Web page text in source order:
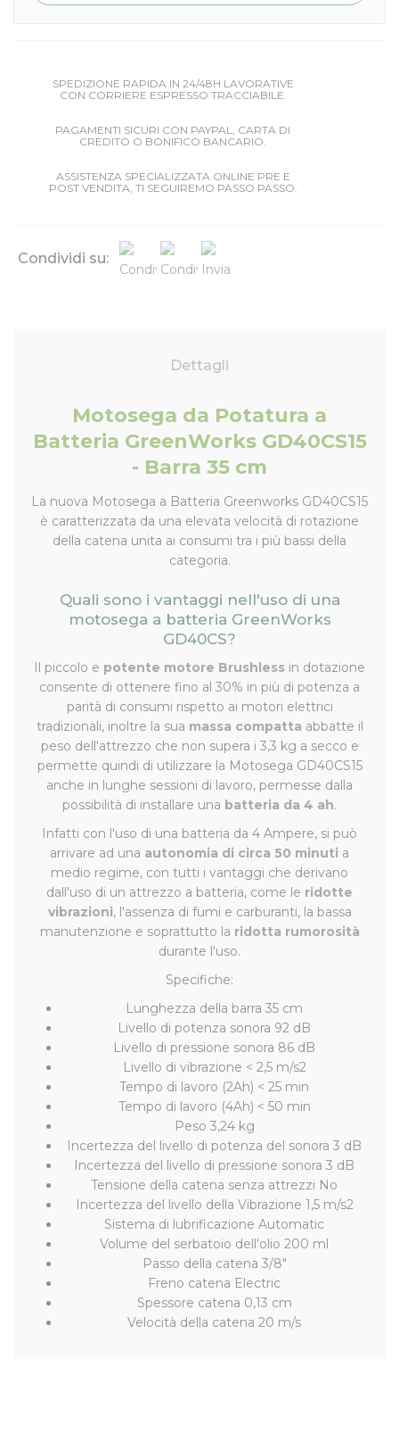
SPEDIZIONE RAPIDA IN 24/48H LAVORATIVE
CON CORRIERE ESPRESSO TRACCIABILE.
PAGAMENTI SICURI CON PAYPAL, CARTA DI
CREDITO O BONIFICO BANCARIO.
ASSISTENZA SPECIALIZZATA ONLINE PRE E
POST VENDITA, TI SEGUIREMO PASSO PASSO.
Condividi su:
Dettagli
Motosega da Potatura a
Batteria GreenWorks GD40CS15
- Barra 35 cm
La nuova Motosega a Batteria Greenworks GD40CS15
è caratterizzata da una elevata velocità di rotazione
della catena unita ai consumi tra i più bassi della
categoria.
Quali sono i vantaggi nell'uso di una
motosega a batteria GreenWorks
GD40CS?
Il piccolo e potente motore Brushless in dotazione
consente di ottenere fino al 30% in più di potenza a
parità di consumi rispetto ai motori elettrici
tradizionali, inoltre la sua massa compatta abbatte il
peso dell'attrezzo che non supera i 3,3 kg a secco e
permette quindi di utilizzare la Motosega GD40CS15
anche in lunghe sessioni di lavoro, permesse dalla
possibilità di installare una batteria da 4 ah.
Infatti con l'uso di una batteria da 4 Ampere, si può
arrivare ad una autonomia di circa 50 minuti a
medio regime, con tutti i vantaggi che derivano
dall'uso di un attrezzo a batteria, come le ridotte
vibrazioni, l'assenza di fumi e carburanti, la bassa
manutenzione e soprattutto la ridotta rumorosità
durante l'uso.
Specifiche:
Lunghezza della barra 35 cm
Livello di potenza sonora 92 dB
Livello di pressione sonora 86 dB
Livello di vibrazione < 2,5 m/s2
Tempo di lavoro (2Ah) < 25 min
Tempo di lavoro (4Ah) < 50 min
Peso 3,24 kg
Incertezza del livello di potenza del sonora 3 dB
Incertezza del livello di pressione sonora 3 dB
Tensione della catena senza attrezzi No
Incertezza del livello della Vibrazione 1,5 m/s2
Sistema di lubrificazione Automatic
Volume del serbatoio dell'olio 200 ml
Passo della catena 3/8"
Freno catena Electric
Spessore catena 0,13 cm
Velocità della catena 20 m/s